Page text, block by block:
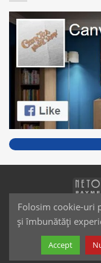
SAIKO MEDIA &
Folosim cookie-uri
și îmbunătăți
Accept